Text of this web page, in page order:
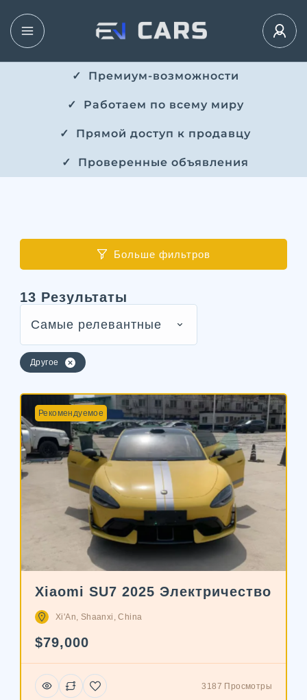
✓ ​​ Премиум-возможности
✓ ​ Работаем по всему миру
✓ ​ Прямой доступ к продавцу
✓ ​ Проверенные объявления
Больше фильтров
13 Результаты
Самые релевантные
Другое
Рекомендуемое
Xiaomi SU7 2025 Электричество
Xi'An, Shaanxi, China
$79,000
3187 Просмотры